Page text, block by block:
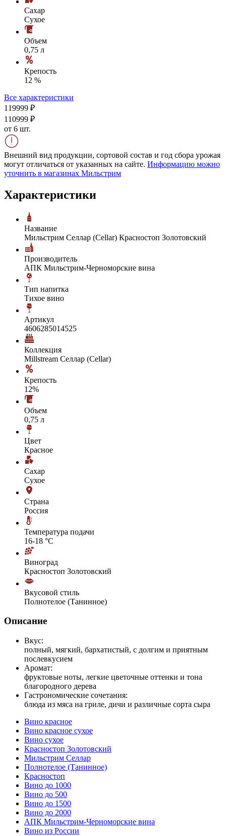
Сахар
Сухое
Объем
0,75 л
Крепость
12 %
Все характеристики
119999 ₽
110999 ₽
от 6 шт.
Внешний вид продукции, сортовой состав и год сбора урожая
могут отличаться от указанных на сайте. Информацию можно
уточнить в магазинах Мильстрим
Характеристики
Название
Мильстрим Селлар (Cellar) Красностоп Золотовский
Производитель
АПК Мильстрим-Черноморские вина
Тип напитка
Тихое вино
Артикул
4606285014525
Коллекция
Millstream Селлар (Cellar)
Крепость
12%
Объем
0,75 л
Цвет
Красное
Сахар
Сухое
Страна
Россия
Температура подачи
16-18 °С
Виноград
Красностоп Золотовский
Вкусовой стиль
Полнотелое (Танинное)
Описание
Вкус:
полный, мягкий, бархатистый, с долгим и приятным
послевкусием
Аромат:
фруктовые ноты, легкие цветочные оттенки и тона
благородного дерева
Гастрономические сочетания:
блюда из мяса на гриле, дичи и различные сорта сыра
Вино красное
Вино красное сухое
Вино сухое
Красностоп Золотовский
Мильстрим Селлар
Полнотелое (Танинное)
Красностоп
Вино до 1000
Вино до 500
Вино до 1500
Вино до 2000
АПК Мильстрим-Черноморские вина
Вино из России